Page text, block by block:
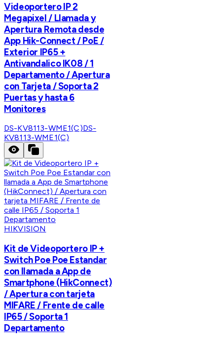
Videoportero IP 2
Megapixel / Llamada y
Apertura Remota desde
App Hik-Connect / PoE /
Exterior IP65 +
Antivandalico IK08 / 1
Departamento / Apertura
con Tarjeta / Soporta 2
Puertas y hasta 6
Monitores
DS-KV8113-WME1(C)DS-
KV8113-WME1(C)
HIKVISION
Kit de Videoportero IP +
Switch Poe Poe Estandar
con llamada a App de
Smartphone (HikConnect)
/ Apertura con tarjeta
MIFARE / Frente de calle
IP65 / Soporta 1
Departamento